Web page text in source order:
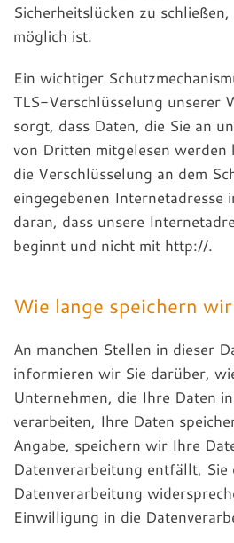
Sicherheitslücken zu
möglich ist.
Ein wichtiger
TLS-Verschlüsselung unserer
sorgt, dass Daten, die Sie an
von Dritten mitgelesen werden
die Verschlüsselung an dem
eingegebenen Internetadresse
daran, dass unsere
beginnt und nicht mit http://.
Wie lange speichern
An manchen Stellen in dieser
informieren wir Sie darüber,
Unternehmen, die Ihre Daten
verarbeiten, Ihre Daten
Angabe, speichern wir Ihre
Datenverarbeitung entfällt, Sie
Datenverarbeitung
Einwilligung in die